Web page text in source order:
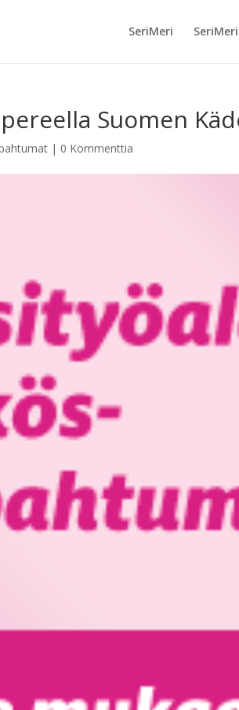
SeriMeri
Suomen
| 0 Kommenttia